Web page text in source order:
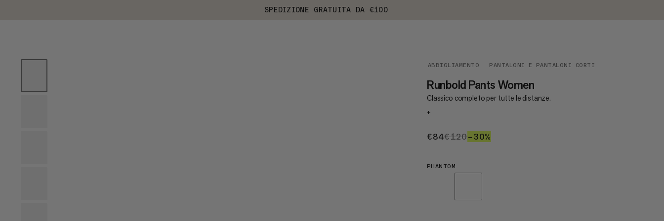
SPEDIZIONE GRATUITA DA €100
ABBIGLIAMENTO PANTALONI E PANTALONI CORTI
Runbold Pants Women
Classico completo per tutte le distanze.
+
€84€84
€120€120
–30%
PHANTOM